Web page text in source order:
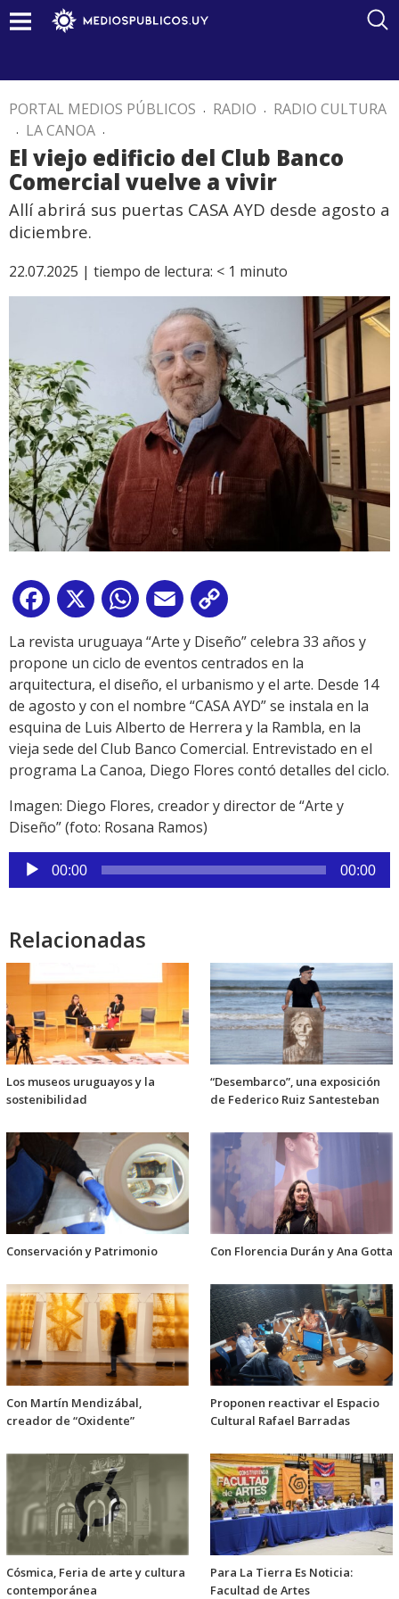
PORTAL MEDIOS PÚBLICOS . RADIO . RADIO CULTURA
. LA CANOA .
El viejo edificio del Club Banco
Comercial vuelve a vivir
Allí abrirá sus puertas CASA AYD desde agosto a
diciembre.
22.07.2025 | tiempo de lectura: < 1 minuto
Facebook
X WhatsApp
Email
Link
La revista uruguaya “Arte y Diseño” celebra 33 años y
propone un ciclo de eventos centrados en la
arquitectura, el diseño, el urbanismo y el arte. Desde 14
de agosto y con el nombre “CASA AYD” se instala en la
esquina de Luis Alberto de Herrera y la Rambla, en la
vieja sede del Club Banco Comercial. Entrevistado en el
programa La Canoa, Diego Flores contó detalles del ciclo.
Imagen: Diego Flores, creador y director de “Arte y
Diseño” (foto: Rosana Ramos)
Reproductor
de
00:00 00:00
Relacionadas
Los museos uruguayos y la
sostenibilidad
“Desembarco”, una exposición
de Federico Ruiz Santesteban
Conservación y Patrimonio Con Florencia Durán y Ana Gotta
Con Martín Mendizábal,
creador de “Oxidente”
Proponen reactivar el Espacio
Cultural Rafael Barradas
Cósmica, Feria de arte y cultura
contemporánea
Para La Tierra Es Noticia:
Facultad de Artes